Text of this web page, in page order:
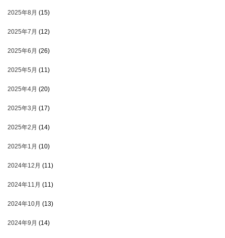
2025年8月 (15)
2025年7月 (12)
2025年6月 (26)
2025年5月 (11)
2025年4月 (20)
2025年3月 (17)
2025年2月 (14)
2025年1月 (10)
2024年12月 (11)
2024年11月 (11)
2024年10月 (13)
2024年9月 (14)